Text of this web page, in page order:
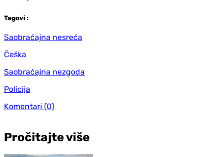
Tagovi :
Saobraćajna nesreća
Češka
Saobraćajna nezgoda
Policija
Komentari (0)
Pročitajte više